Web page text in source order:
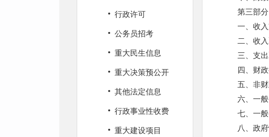
· 行政许可
· 公务员招考
· 重大民生信息
· 重大决策预公开
· 其他法定信息
· 行政事业性收费
· 重大建设项目
第三部
一、收
二、收
三、支
四、财
五、非
六、一
七、一
八、政